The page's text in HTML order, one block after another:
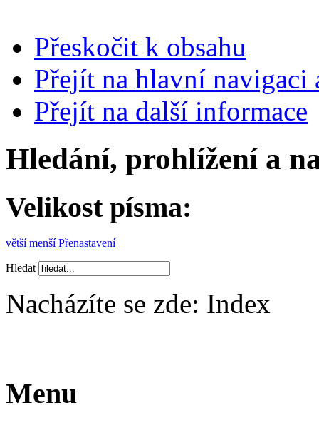
Přeskočit k obsahu
Přejít na hlavní navigaci
Přejít na další informace
Hledání, prohlížení a
Velikost písma:
větší menší Přenastavení
Hledat
Nacházíte se zde: Index
Menu